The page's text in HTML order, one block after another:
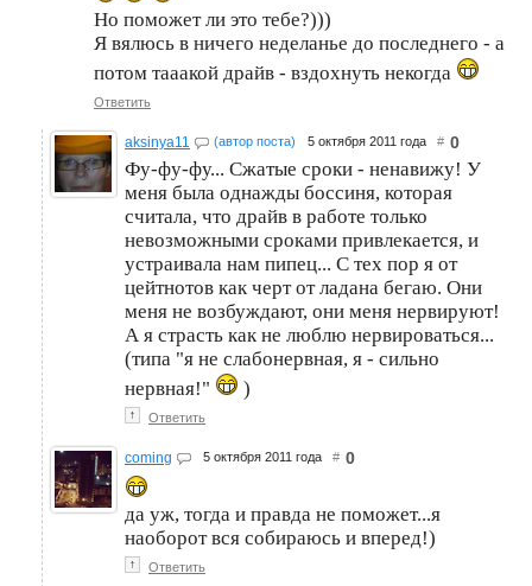
Но поможет ли это тебе?)))
Я вялюсь в ничего неделанье до последнего - а
потом тааакой драйв - вздохнуть некогда
Ответить
aksinya11 (автор поста) 5 октября 2011 года # 0
Фу-фу-фу... Сжатые сроки - ненавижу! У
меня была однажды боссиня, которая
считала, что драйв в работе только
невозможными сроками привлекается, и
устраивала нам пипец... С тех пор я от
цейтнотов как черт от ладана бегаю. Они
меня не возбуждают, они меня нервируют!
А я страсть как не люблю нервироваться...
(типа "я не слабонервная, я - сильно
нервная!"
)
↑ Ответить
coming 5 октября 2011 года # 0
да уж, тогда и правда не поможет...я
наоборот вся собираюсь и вперед!)
↑ Ответить